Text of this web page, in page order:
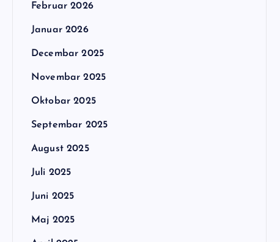
Februar 2026
Januar 2026
Decembar 2025
Novembar 2025
Oktobar 2025
Septembar 2025
August 2025
Juli 2025
Juni 2025
Maj 2025